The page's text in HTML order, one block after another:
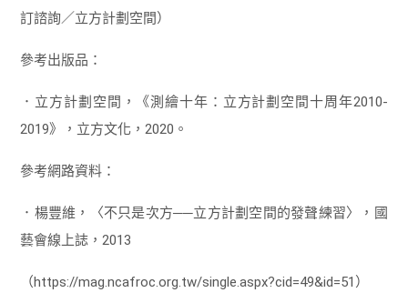
訂諮詢／立方計劃空間）
參考出版品：
．立方計劃空間，《測繪十年：立方計劃空間十周年2010-
2019》，立方文化，2020。
參考網路資料：
．楊豐維，〈不只是次方──立方計劃空間的發聲練習〉，國
藝會線上誌，2013
（https://mag.ncafroc.org.tw/single.aspx?cid=49&id=51）